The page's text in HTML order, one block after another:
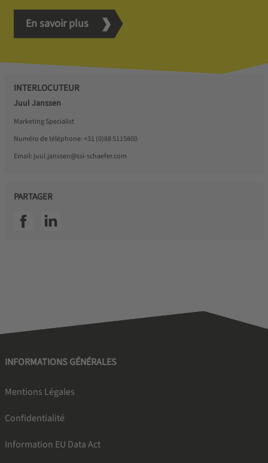
En savoir plus
INTERLOCUTEUR
Juul Janssen
Marketing Specialist
Numéro de téléphone: +31 (0)88 5115800
Email: juul.janssen@ssi-schaefer.com
PARTAGER
SSI facebookSSI linkedin
INFORMATIONS GÉNÉRALES
Mentions Légales
Confidentialité
Information EU Data Act